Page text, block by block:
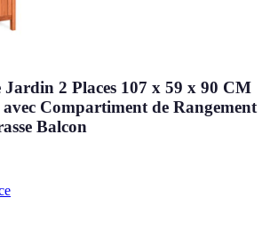
Jardin 2 Places 107 x 59 x 90 CM
Compartiment de Rangement
Balcon